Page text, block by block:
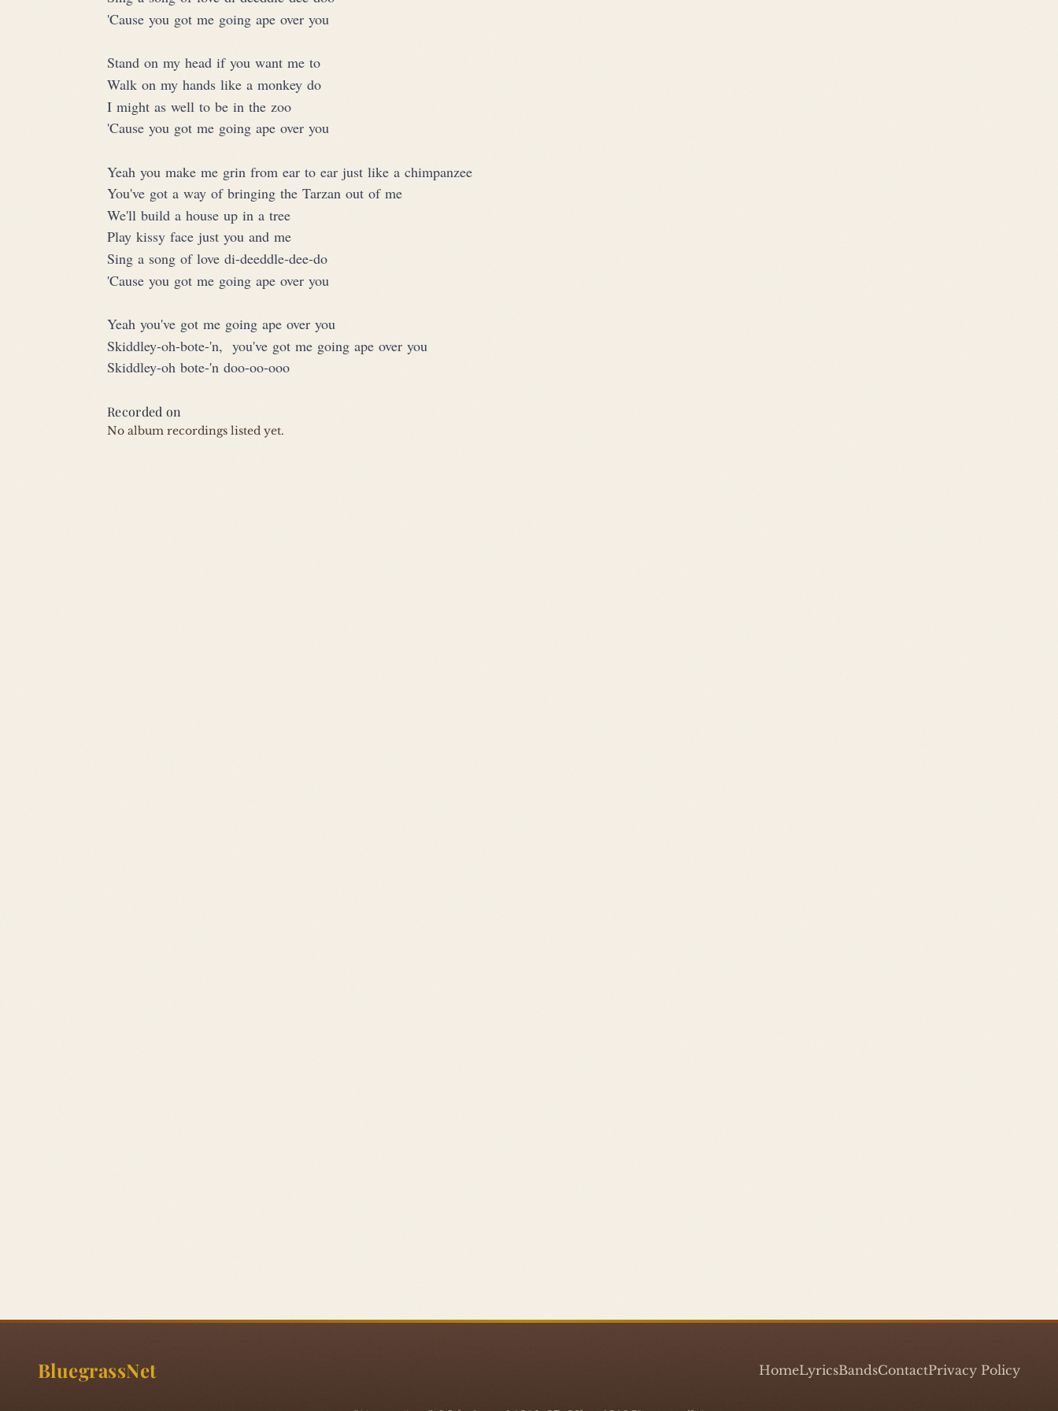
'Cause you got me going ape over you
Stand on my head if you want me to
Walk on my hands like a monkey do
I might as well to be in the zoo
'Cause you got me going ape over you
Yeah you make me grin from ear to ear just like a chimpanzee
You've got a way of bringing the Tarzan out of me
We'll build a house up in a tree
Play kissy face just you and me
Sing a song of love di-deeddle-dee-do
'Cause you got me going ape over you
Yeah you've got me going ape over you
Skiddley-oh-bote-'n,  you've got me going ape over you
Skiddley-oh bote-'n doo-oo-ooo
Recorded on
No album recordings listed yet.
BluegrassNet HomeLyricsBandsContactPrivacy Policy